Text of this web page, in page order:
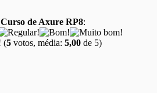
Curso de Axure RP8:
(5 votos, média: 5,00 de 5)